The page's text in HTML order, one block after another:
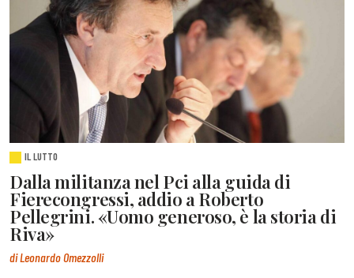
IL LUTTO
Dalla militanza nel Pci alla guida di
Fierecongressi, addio a Roberto
Pellegrini. «Uomo generoso, è la storia di
Riva»
di Leonardo Omezzolli